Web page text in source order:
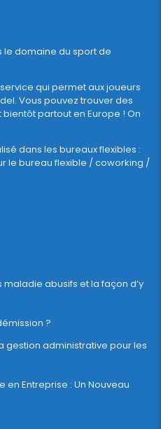
domaine du sport de
qui permet aux joueurs
Vous pouvez trouver des
partout en Europe ! On
dans les bureaux flexibles :
le bureau flexible / coworking /
maladie abusifs et la façon d’y
?
gestion administrative pour les
en Entreprise : Un Nouveau